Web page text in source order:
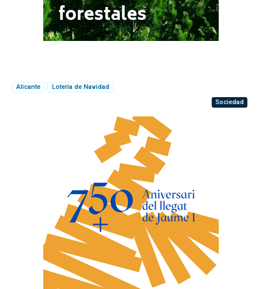
Alicante
Lotería de Navidad
Sociedad